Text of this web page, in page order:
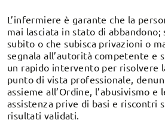
L’infermiere è garante che la
mai lasciata in stato di abbandono;
subito o che subisca privazioni o
segnala all’autorità competente e
un rapido intervento per risolvere
punto di vista professionale,
assieme all’Ordine, l’abusivismo
assistenza prive di basi e riscontri
risultati validati.